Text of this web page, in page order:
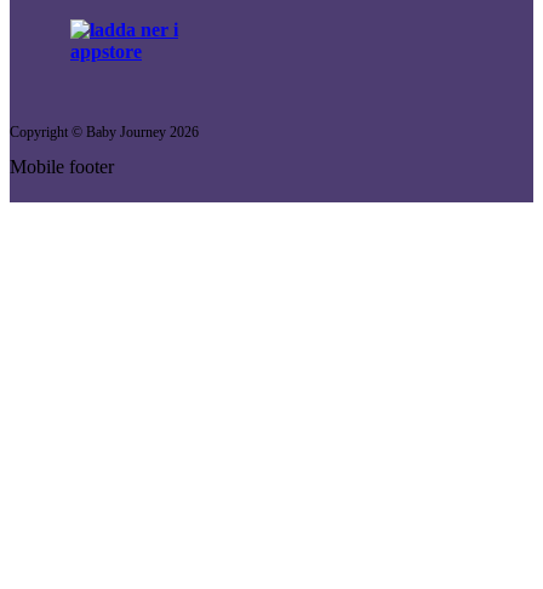
Copyright © Baby Journey 2026
Mobile footer